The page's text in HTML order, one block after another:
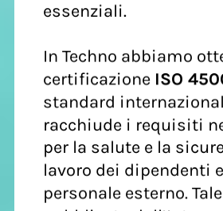
essenziali.
In Techno abbiamo
certificazione ISO
standard
racchiude i requisiti
per la salute e la
lavoro dei dipendenti
personale esterno.